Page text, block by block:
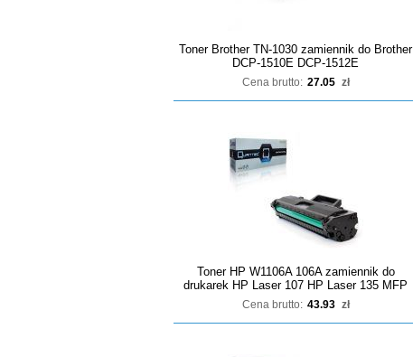
Toner Brother TN-1030 zamiennik do Brother
DCP-1510E DCP-1512E
Cena brutto: 27.05 zł
Toner HP W1106A 106A zamiennik do
drukarek HP Laser 107 HP Laser 135 MFP
Cena brutto: 43.93 zł